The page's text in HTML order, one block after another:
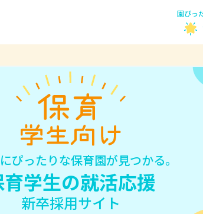
園ぴっ
ぴったりな保育園が見つかる。
学生の就活応援
新卒採用サイト